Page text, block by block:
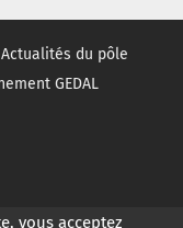
du pôle
GEDAL
vous acceptez